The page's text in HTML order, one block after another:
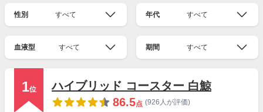
性別 すべて 年代 すべて
血液型 すべて 期間 すべて
1位
ハイブリッド コースター 白鯨
86.5点 (926人が評価)